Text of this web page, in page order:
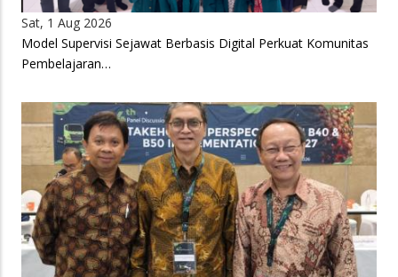
Sat, 1 Aug 2026
Model Supervisi Sejawat Berbasis Digital Perkuat Komunitas
Pembelajaran…